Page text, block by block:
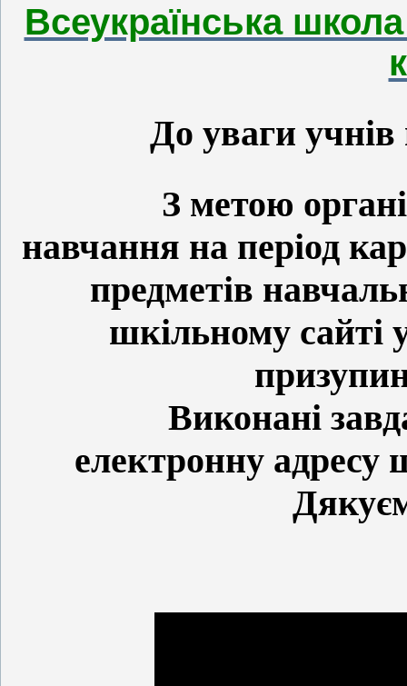
Всеукраїнська
До уваги учнів
З метою
навчання на період
предметів
шкільному сайті
Виконані
електронну